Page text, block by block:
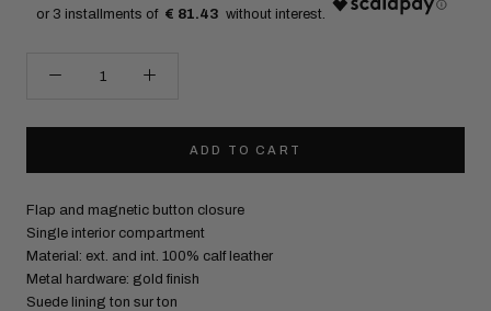
€ 81.43
ADD TO CART
Flap and magnetic button closure
Single interior compartment
Material: ext. and int. 100% calf leather
Metal hardware: gold finish
Suede lining ton sur ton